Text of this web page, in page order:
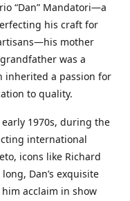
“Dan” Mandatori—a
his craft for
mother
was a
inherited a passion for
to quality.
1970s, during the
international
icons like Richard
Dan’s exquisite
acclaim in show